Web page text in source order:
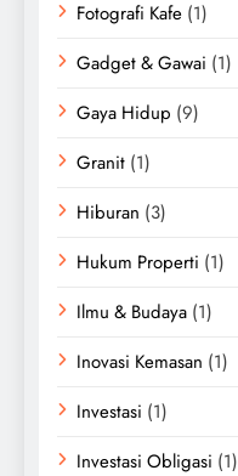
Fotografi Kafe (1)
Gadget & Gawai (1)
Gaya Hidup (9)
Granit (1)
Hiburan (3)
Hukum Properti (1)
Ilmu & Budaya (1)
Inovasi Kemasan (1)
Investasi (1)
Investasi Obligasi (1)